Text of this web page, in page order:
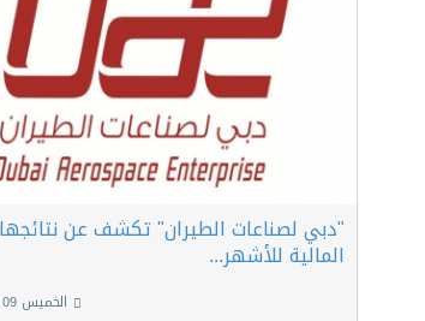
"دبي لصناعات الطيران" تكشف عن نتائجها
المالية للأشهر...
الخميس 09 مايو 2019